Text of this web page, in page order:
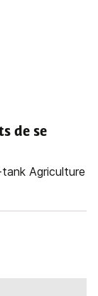
de se
Agriculture